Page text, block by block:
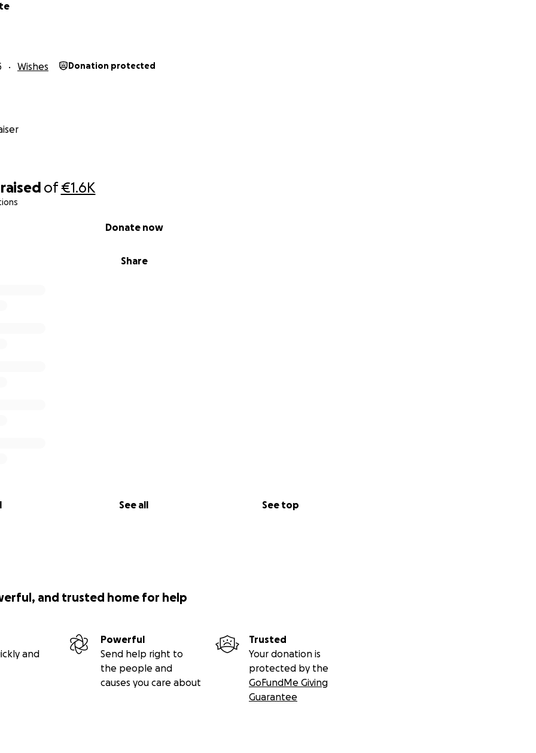
raised of€1.6K
Share
Donate now
See all See top
Wishes Donation protected
and trusted home for help
and
Powerful
Send help right to
the people and
causes you care about
Trusted
Your donation is
protected by the
GoFundMe Giving
Guarantee